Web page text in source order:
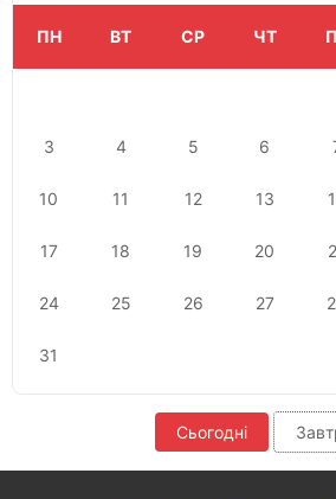
ПН ВТ СР ЧТ
3 4 5 6
10 11 12 13
17 18 19 20
24 25 26 27
31
Сьогодні